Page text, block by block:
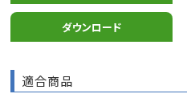
ダウンロード
適合商品